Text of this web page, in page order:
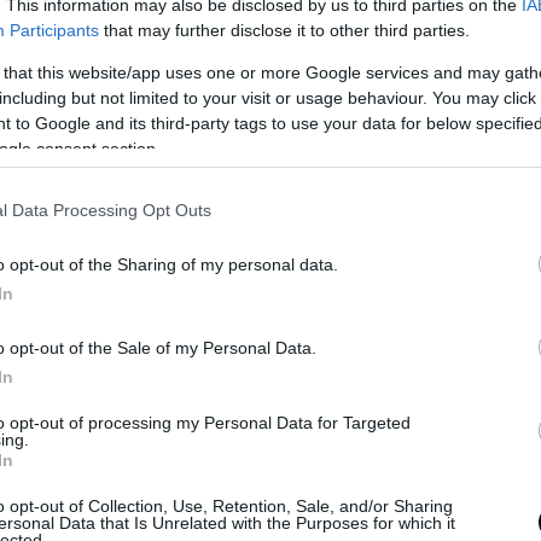
This information may also be disclosed by us to third parties on the
Participants that may further disclose it to other third parties.
that this website/app uses one or more Google services and may
but not limited to your visit or usage behaviour. You may
to Google and its third-party tags to use your data for below
consent section.
Data Processing Opt Outs
opt-out of the Sharing of my personal data.
opt-out of the Sale of my Personal Data.
opt-out of processing my Personal Data for Targeted
opt-out of Collection, Use, Retention, Sale, and/or Sharing
Data that Is Unrelated with the Purposes for which it
l’Italia “ripudia la guerra” (Costituzione dixit), quindi si limita a
altri. E fa un po’ ridere, in questo contesto di ennesima
clausola di salvaguardia che ci siamo formalmente riservati,
e nel Nord Africa contro l’Isis” e “ogni missione dovrà essere
fossero i requisiti della legittima difesa”. Quindi, siamo noi ad
padrone. E lo faremo solo se saranno raid “a scopo difensivo”
immaginare i nostri comandi che puntano i piedi rispetto a una
i seri, dai…